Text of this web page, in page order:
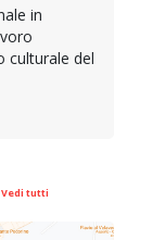
in
culturale del
Vedi tutti